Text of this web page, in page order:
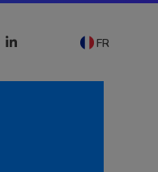
LinkedIn FR